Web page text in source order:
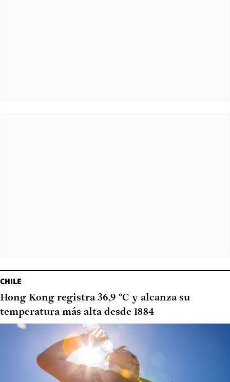
CHILE
Hong Kong registra 36,9 °C y alcanza su
temperatura más alta desde 1884